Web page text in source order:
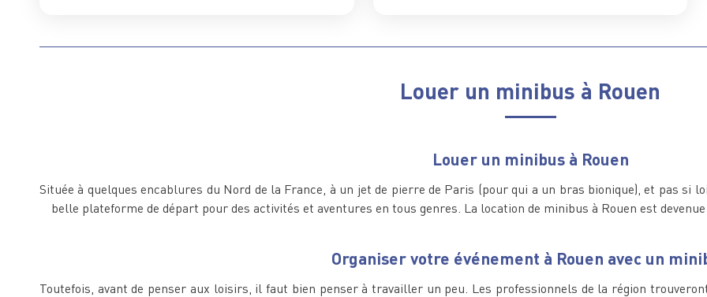
Louer un minibus à Rouen
Louer un minibus à Rouen
Située à quelques encablures du Nord de la France, à un jet de pierre de Paris (pour qui a un bras bionique), et pas si
belle plateforme de départ pour des activités et aventures en tous genres. La location de minibus à Rouen est
Organiser votre événement à Rouen avec un
Toutefois, avant de penser aux loisirs, il faut bien penser à travailler un peu. Les professionnels de la région